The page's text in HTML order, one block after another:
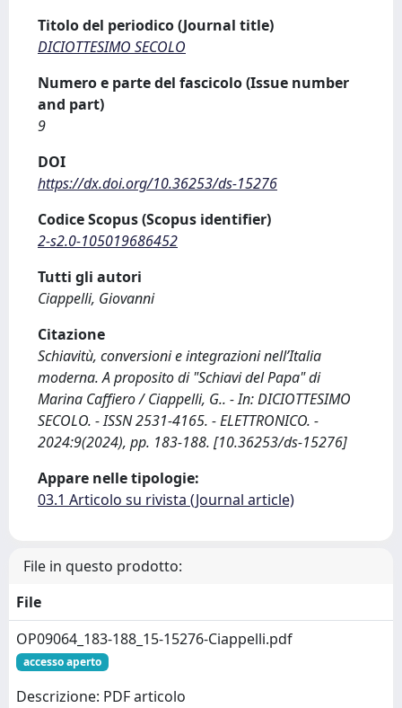
Titolo del periodico (Journal title)
DICIOTTESIMO SECOLO
Numero e parte del fascicolo (Issue number
and part)
9
DOI
https://dx.doi.org/10.36253/ds-15276
Codice Scopus (Scopus identifier)
2-s2.0-105019686452
Tutti gli autori
Ciappelli, Giovanni
Citazione
Schiavitù, conversioni e integrazioni nell’Italia
moderna. A proposito di "Schiavi del Papa" di
Marina Caffiero / Ciappelli, G.. - In: DICIOTTESIMO
SECOLO. - ISSN 2531-4165. - ELETTRONICO. -
2024:9(2024), pp. 183-188. [10.36253/ds-15276]
Appare nelle tipologie:
03.1 Articolo su rivista (Journal article)
File in questo prodotto:
File
OP09064_183-188_15-15276-Ciappelli.pdf
accesso aperto
Descrizione: PDF articolo